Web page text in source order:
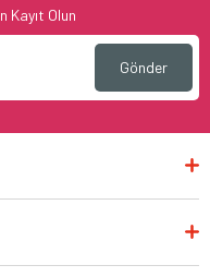
Kayıt Olun
Gönder